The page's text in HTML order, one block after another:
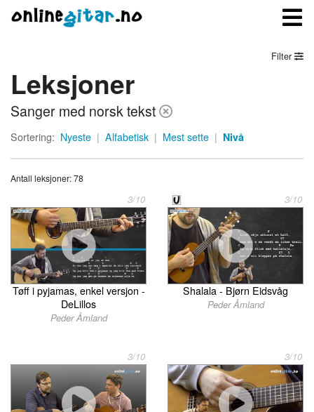
Meny
Logg inn
Kontakt oss
Om onlinegitar.no
Filter
Leksjoner
Sanger med norsk tekst
Sortering: Nyeste | Alfabetisk | Mest sette | Nivå
Antall leksjoner: 78
3/10
Tøff i pyjamas, enkel versjon -
DeLillos
Peder Åmland
3/10
Shalala - Bjørn Eidsvåg
Peder Åmland
3/10 3/10